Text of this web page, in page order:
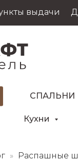
выдачи
СПАЛЬНИ
Кухни
Распашные